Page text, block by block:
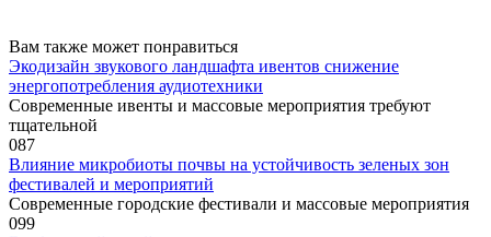
Вам также может понравиться
Экодизайн звукового ландшафта ивентов снижение
энергопотребления аудиотехники
Современные ивенты и массовые мероприятия требуют
тщательной
087
Влияние микробиоты почвы на устойчивость зеленых зон
фестивалей и мероприятий
Современные городские фестивали и массовые мероприятия
099